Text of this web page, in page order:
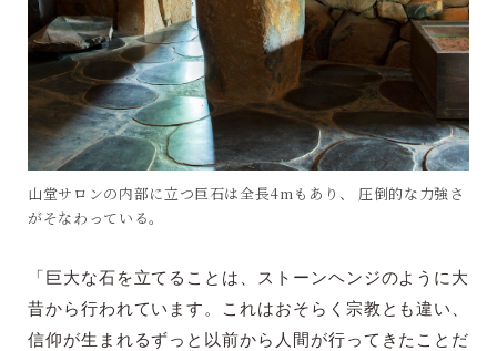
山堂サロンの内部に立つ巨石は全長4mもあり、 圧倒的な力強さ
がそなわっている。
「巨大な石を立てることは、ストーンヘンジのように大
昔から行われています。これはおそらく宗教とも違い、
信仰が生まれるずっと以前から人間が行ってきたことだ